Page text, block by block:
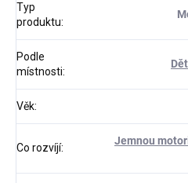
Typ
produktu:
Podle
místnosti:
Věk:
Co rozvíjí:
Jemnou